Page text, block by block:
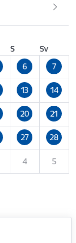
S
Sv
6 7
13 14
20 21
27 28
4 5